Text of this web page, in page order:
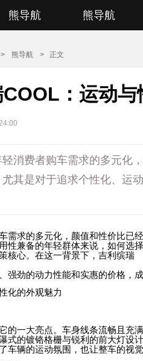
熊导航 熊导航
> 熊导航 > 正文
：运动
消费者购车需求的多元化
其是对于追求个性化、运
需求的多元化，颜值和性价比已
性兼备的年轻群体来说，如何选
核心。在这一背景下，吉利缤瑞
强劲的动力性能和实惠的价格，
化的外观魅力
的一大亮点。车身线条流畅且充
式的镀铬格栅与锐利的前大灯设
车辆的运动氛围，也让整车的视